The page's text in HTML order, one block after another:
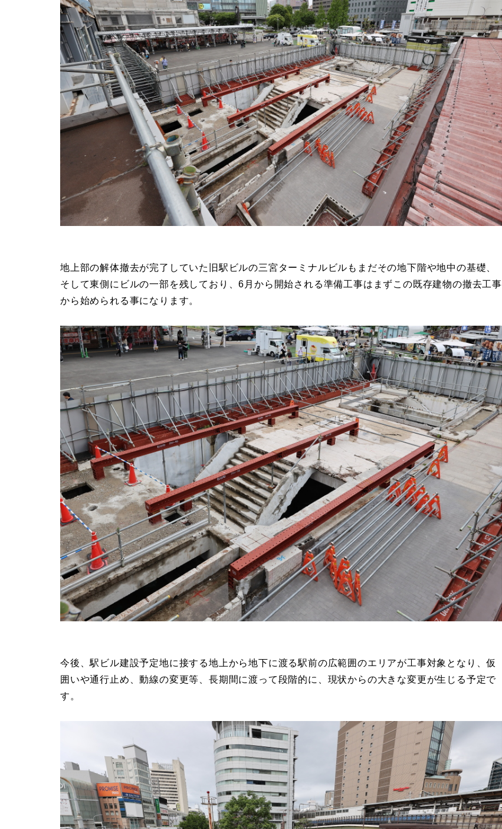
地上部の解体撤去が完了していた旧駅ビルの三宮ターミナルビルもまだその地下階や地中の基礎、
そして東側にビルの一部を残しており、6月から開始される準備工事はまずこの既存建物の撤去工事
から始められる事になります。
今後、駅ビル建設予定地に接する地上から地下に渡る駅前の広範囲のエリアが工事対象となり、仮
囲いや通行止め、動線の変更等、長期間に渡って段階的に、現状からの大きな変更が生じる予定で
す。